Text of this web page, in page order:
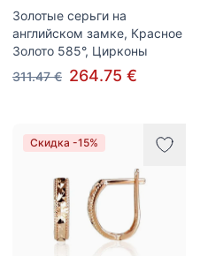
Золотые серьги на
английском замке, Красное
Золото 585°, Цирконы
311.47 € 264.75 €
Скидка -15%